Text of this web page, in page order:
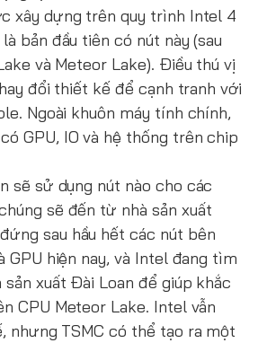
xây dựng trên quy trình Intel 4
bản đầu tiên có nút này (sau
và Meteor Lake). Điều thú vị
đổi thiết kế để cạnh tranh với
Ngoài khuôn máy tính chính,
GPU, IO và hệ thống trên chip
sẽ sử dụng nút nào cho các
sẽ đến từ nhà sản xuất
sau hầu hết các nút bên
GPU hiện nay, và Intel đang tìm
xuất Đài Loan để giúp khắc
CPU Meteor Lake. Intel vẫn
nhưng TSMC có thể tạo ra một